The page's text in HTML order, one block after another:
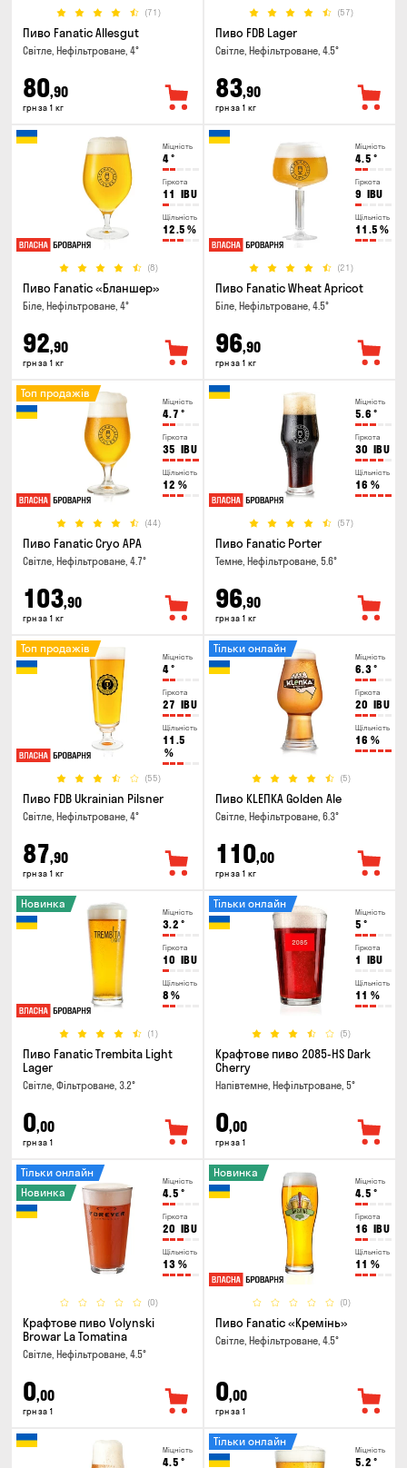
(71)
Пиво Fanatic Allesgut
Світле, Нефільтроване, 4°
80,90
грн за 1 кг
(57)
Пиво FDB Lager
Світле, Нефільтроване, 4.5°
83,90
грн за 1 кг
Міцність
4°
Гіркота
11 IBU
Щільність
12.5 %
(8)
Пиво Fanatic «Бланшер»
Біле, Нефільтроване, 4°
92,90
грн за 1 кг
Міцність
4.5 °
Гіркота
9 IBU
Щільність
11.5 %
(21)
Пиво Fanatic Wheat Apricot
Біле, Нефільтроване, 4.5°
96,90
грн за 1 кг
Міцність
4.7 °
Гіркота
35 IBU
Щільність
12 %
(44)
Топ продажів
Пиво Fanatic Cryo APA
Світле, Нефільтроване, 4.7°
103,90
грн за 1 кг
Міцність
5.6 °
Гіркота
30 IBU
Щільність
16 %
(57)
Пиво Fanatic Porter
Темне, Нефільтроване, 5.6°
96,90
грн за 1 кг
Міцність
4°
Гіркота
27 IBU
Щільність
11.5
%
(55)
Топ продажів
Пиво FDB Ukrainian Pilsner
Світле, Нефільтроване, 4°
87,90
грн за 1 кг
Міцність
6.3°
Гіркота
20 IBU
Щільність
16 %
(5)
Тільки онлайн
Пиво KLEПКА Golden Ale
Світле, Нефільтроване, 6.3°
110,00
грн за 1 кг
Міцність
3.2 °
Гіркота
10 IBU
Щільність
8 %
(1)
Новинка
Пиво Fanatic Trembita Light
Lager
Світле, Фільтроване, 3.2°
0,00
грн за 1
Міцність
5 °
Гіркота
1 IBU
Щільність
11 %
(5)
Тільки онлайн
Крафтове пиво 2085-HS Dark
Cherry
Напівтемне, Нефільтроване, 5°
0,00
грн за 1
Міцність
4.5 °
Гіркота
20 IBU
Щільність
13 %
(0)
Тільки онлайн
Новинка
Крафтове пиво Volynski
Browar La Tomatina
Світле, Нефільтроване, 4.5°
0,00
грн за 1
Міцність
4.5 °
Гіркота
16 IBU
Щільність
11 %
(0)
Новинка
Пиво Fanatic «Кремінь»
Світле, Нефільтроване, 4.5°
0,00
грн за 1
Міцність
4.5 °
Міцність
5.2 °
Тільки онлайн